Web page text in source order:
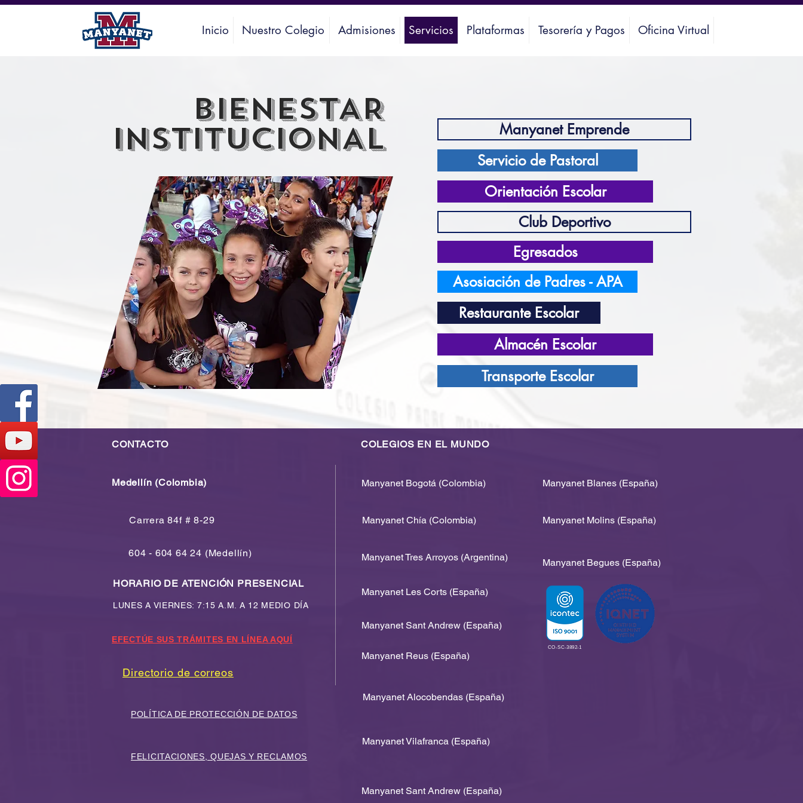
Inicio Nuestro Colegio Admisiones Servicios Plataformas Tesorería y Pagos Oficina Virtual
BIENESTAR
INSTITUCIONAL
Manyanet Emprende
Servicio de Pastoral
Orientación Escolar
Club Deportivo
Egresados
Asosiación de Padres - APA
Restaurante Escolar
Almacén Escolar
Transporte Escolar
CO-SC-3892-1
CONTACTO
Medellín (Colombia)
Carrera 84f # 8-29
604 - 604 64 24 (Medellín)
COLEGIOS EN EL MUNDO
Manyanet Bogotá (Colombia) Manyanet Blanes (España)
Manyanet Chía (Colombia) Manyanet Molins (España)
Manyanet Tres Arroyos (Argentina) Manyanet Begues (España)
Manyanet Les Corts (España)
Manyanet Sant Andrew (España)
Manyanet Reus (España)
Directorio de correos
Manyanet Alocobendas (España)
POLÍTICA DE PROTECCIÓN DE DATOS
Manyanet Vilafranca (España)
FELICITACIONES, QUEJAS Y RECLAMOS
Manyanet Sant Andrew (España)
LUNES A VIERNES: 7:15 A.M. A 12 MEDIO DÍA
HORARIO DE ATENCIÓN PRESENCIAL
EFECTÚE SUS TRÁMITES EN LÍNEA AQUÍ